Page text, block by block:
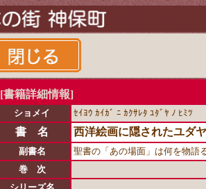
[書籍詳細情報]
ショメイ ｾｲﾖｳ ｶｲｶﾞ ﾆ ｶｸｻﾚﾀ ﾕﾀﾞﾔ ﾉ ﾋﾐﾂ
書 名 西洋絵画に隠されたユダ
副書名
聖書の「あの場面」は何を物語
巻 次